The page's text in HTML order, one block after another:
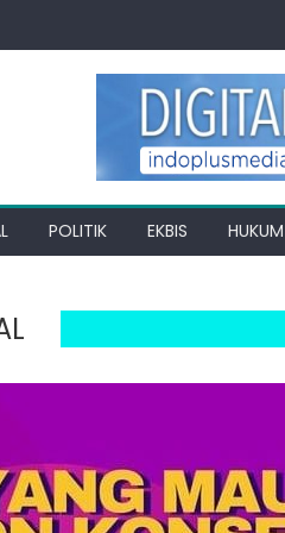
POLITIK EKBIS HUKUM